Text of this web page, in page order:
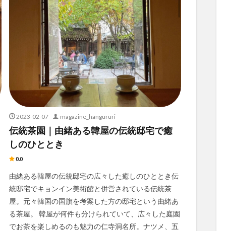
2023-02-07 magazine_hangururi
伝統茶園｜由緒ある韓屋の伝統邸宅で癒
しのひととき
0.0
由緒ある韓屋の伝統邸宅の広々した癒しのひととき伝
統邸宅でキョンイン美術館と併営されている伝統茶
屋。元々韓国の国旗を考案した方の邸宅という由緒あ
る茶屋。 韓屋が何件も分けられていて、広々した庭園
でお茶を楽しめるのも魅力の仁寺洞名所。ナツメ、五